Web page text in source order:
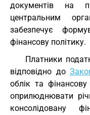
документів на
центральним
забезпечує
фінансову політику.
Платники
відповідно до
облік та фінансову
оприлюднювати
консолідовану